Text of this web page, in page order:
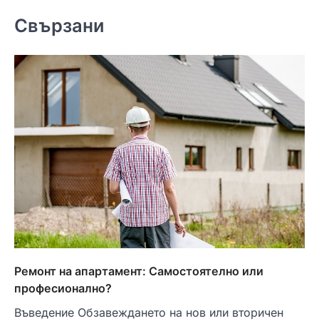
Свързани
Ремонт на апартамент: Самостоятелно или
професионално?
Въведение Обзавеждането на нов или вторичен